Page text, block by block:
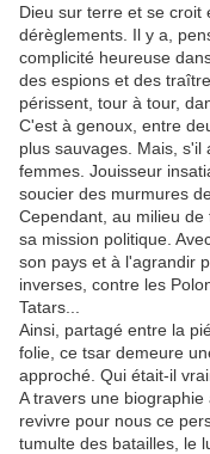
Dieu sur terre et se croit
dérèglements. Il y a,
complicité heureuse
des espions et des
périssent, tour à tour,
C'est à genoux, entre
plus sauvages. Mais,
femmes. Jouisseur
soucier des murmures
Cependant, au milieu
sa mission politique.
son pays et à l'agrandir
inverses, contre les
Tatars...
Ainsi, partagé entre la
folie, ce tsar demeure
approché. Qui était-il
A travers une
revivre pour nous ce
tumulte des batailles, le